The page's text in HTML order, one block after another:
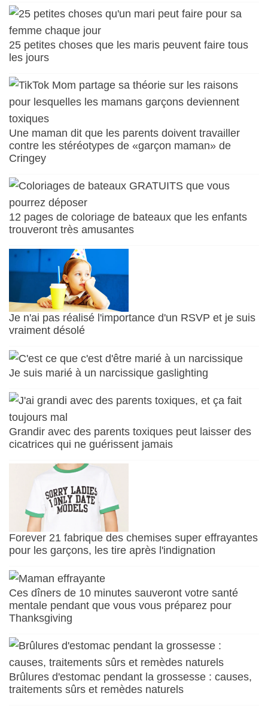
25 petites choses que les maris peuvent faire tous
les jours
Une maman dit que les parents doivent travailler
contre les stéréotypes de «garçon maman» de
Cringey
12 pages de coloriage de bateaux que les enfants
trouveront très amusantes
Je n'ai pas réalisé l'importance d'un RSVP et je suis
vraiment désolé
Je suis marié à un narcissique gaslighting
Grandir avec des parents toxiques peut laisser des
cicatrices qui ne guérissent jamais
Forever 21 fabrique des chemises super effrayantes
pour les garçons, les tire après l'indignation
Ces dîners de 10 minutes sauveront votre santé
mentale pendant que vous vous préparez pour
Thanksgiving
Brûlures d'estomac pendant la grossesse : causes,
traitements sûrs et remèdes naturels